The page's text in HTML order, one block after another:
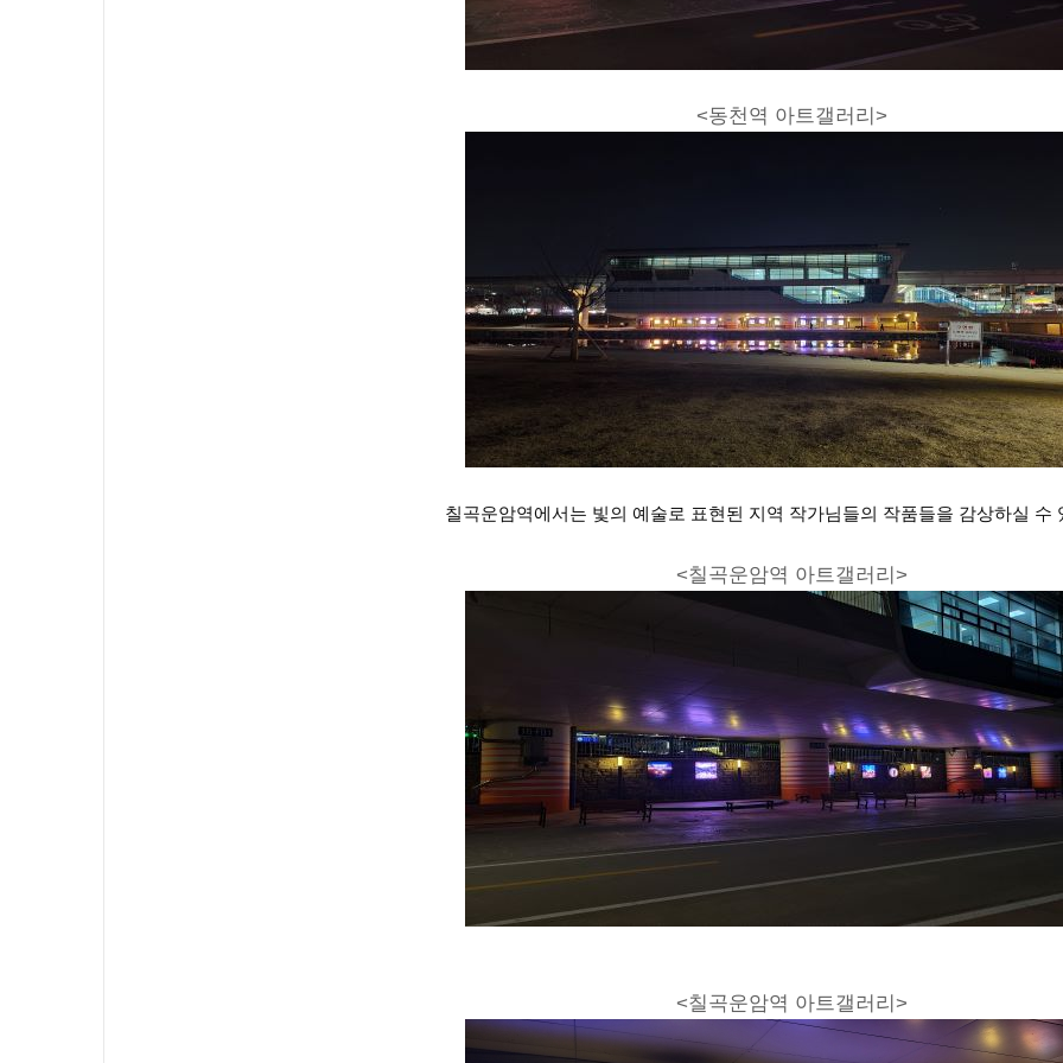
<동천역 아트갤러리>
칠곡운암역에서는 빛의 예술로 표현된 지역 작가님들의 작품들을 감상하실 수
<칠곡운암역 아트갤러리>
<칠곡운암역 아트갤러리>